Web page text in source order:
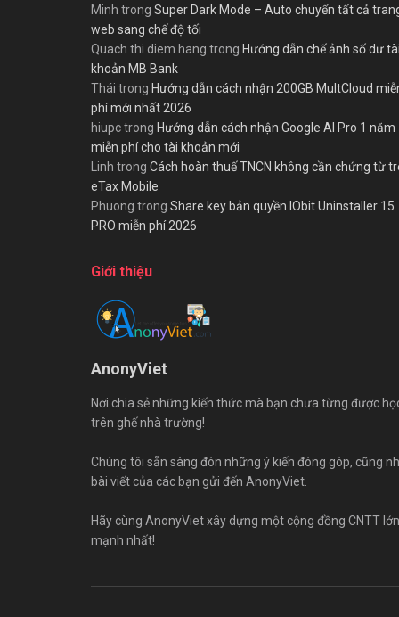
Minh trong Super Dark Mode – Auto chuyển tất cả
web sang chế độ tối
Quach thi diem hang trong Hướng dẫn chế ảnh số dư tài
khoản MB Bank
Thái trong Hướng dẫn cách nhận 200GB MultCloud
phí mới nhất 2026
hiupctrong Hướng dẫn cách nhận Google AI Pro 1 năm
miễn phí cho tài khoản mới
Linh trong Cách hoàn thuế TNCN không cần chứng từ
eTax Mobile
Phuong trong Share key bản quyền IObit Uninstaller 15
PRO miễn phí 2026
Giới thiệu
AnonyViet
Nơi chia sẻ những kiến thức mà bạn chưa từng được
trên ghế nhà trường!
Chúng tôi sẵn sàng đón những ý kiến đóng góp, cũng
bài viết của các bạn gửi đến AnonyViet.
Hãy cùng AnonyViet xây dựng một cộng đồng CNTT lớn
mạnh nhất!